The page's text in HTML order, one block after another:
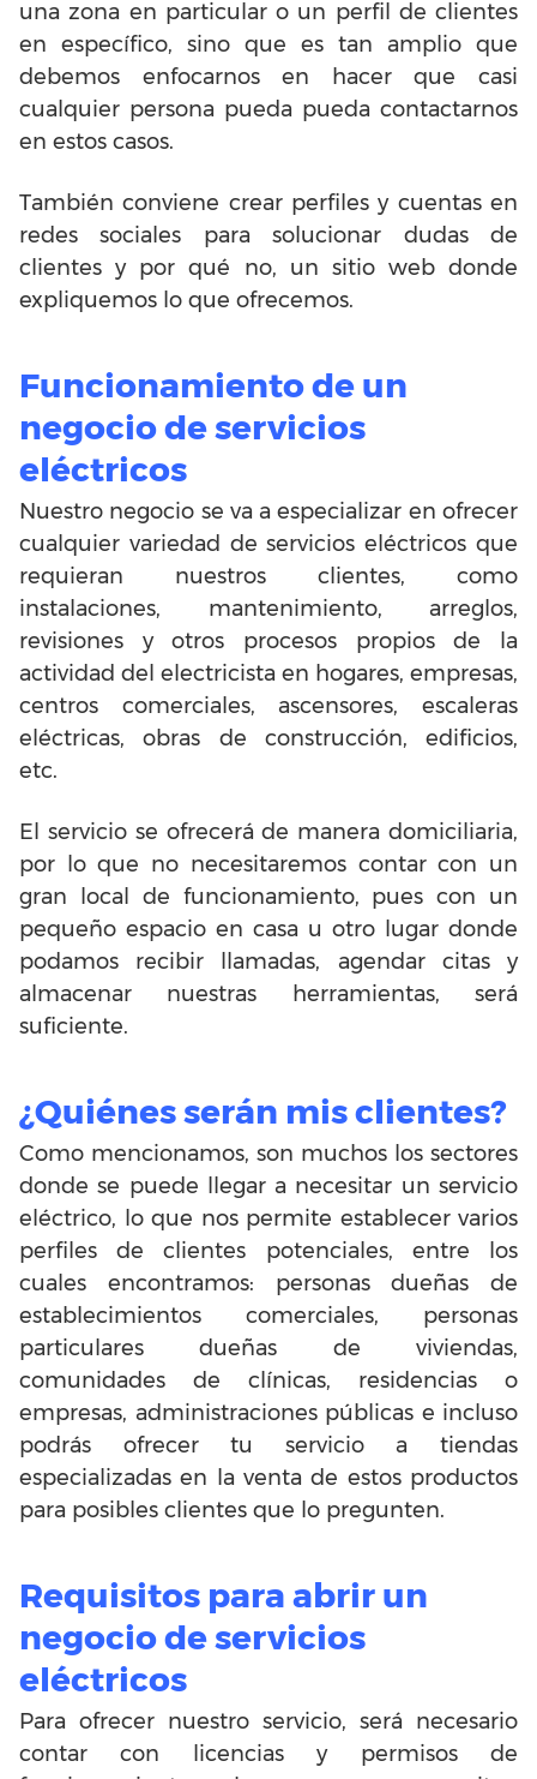
una zona en particular o un perfil de clientes
en específico, sino que es tan amplio que
debemos enfocarnos en hacer que casi
cualquier persona pueda pueda contactarnos
en estos casos.
También conviene crear perfiles y cuentas en
redes sociales para solucionar dudas de
clientes y por qué no, un sitio web donde
expliquemos lo que ofrecemos.
Funcionamiento de un
negocio de servicios
eléctricos
Nuestro negocio se va a especializar en ofrecer
cualquier variedad de servicios eléctricos que
requieran nuestros clientes, como
instalaciones, mantenimiento, arreglos,
revisiones y otros procesos propios de la
actividad del electricista en hogares, empresas,
centros comerciales, ascensores, escaleras
eléctricas, obras de construcción, edificios,
etc.
El servicio se ofrecerá de manera domiciliaria,
por lo que no necesitaremos contar con un
gran local de funcionamiento, pues con un
pequeño espacio en casa u otro lugar donde
podamos recibir llamadas, agendar citas y
almacenar nuestras herramientas, será
suficiente.
¿Quiénes serán mis clientes?
Como mencionamos, son muchos los sectores
donde se puede llegar a necesitar un servicio
eléctrico, lo que nos permite establecer varios
perfiles de clientes potenciales, entre los
cuales encontramos: personas dueñas de
establecimientos comerciales, personas
particulares dueñas de viviendas,
comunidades de clínicas, residencias o
empresas, administraciones públicas e incluso
podrás ofrecer tu servicio a tiendas
especializadas en la venta de estos productos
para posibles clientes que lo pregunten.
Requisitos para abrir un
negocio de servicios
eléctricos
Para ofrecer nuestro servicio, será necesario
contar con licencias y permisos de